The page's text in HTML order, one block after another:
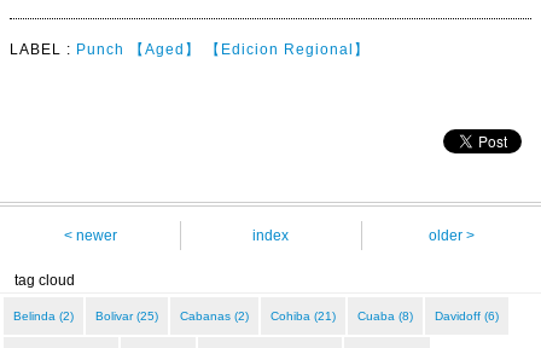
LABEL : Punch 【Aged】 【Edicion Regional】
< newer index older >
tag cloud
Belinda (2) Bolivar (25) Cabanas (2) Cohiba (21) Cuaba (8) Davidoff (6)